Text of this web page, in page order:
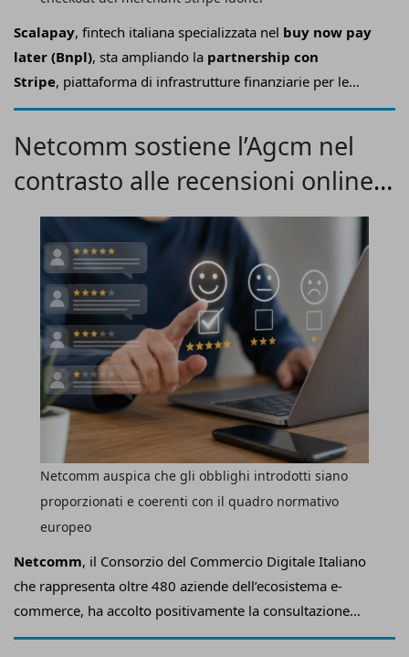
Scalapay, fintech italiana specializzata nel buy now pay
later (Bnpl), sta ampliando la partnership con
Stripe, piattaforma di infrastrutture finanziarie per le
imprese, perrendere ancora più semplice l'accesso ai
internazionali
Netcomm sostiene l’Agcm nel
contrasto alle recensioni online
false
Netcomm, il Consorzio del Commercio Digitale Italiano
che rappresenta oltre 480 aziende dell’ecosistema e-
commerce, ha accolto positivamente la consultazione
pubblica promossa nei giorni scorsi dall’Autorità Garante
Netcomm auspica che gli obblighi introdotti siano
proporzionati e coerenti con il quadro normativo
europeo